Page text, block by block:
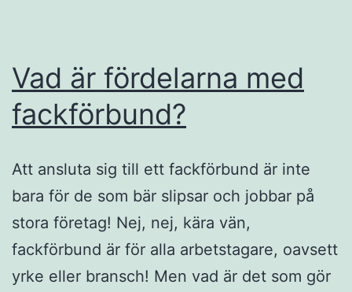
Vad är fördelarna med
fackförbund?
Att ansluta sig till ett fackförbund är inte
bara för de som bär slipsar och jobbar på
stora företag! Nej, nej, kära vän,
fackförbund är för alla arbetstagare, oavsett
yrke eller bransch! Men vad är det som gör